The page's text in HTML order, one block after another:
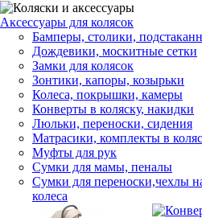
Аксессуары для колясок
Бамперы, столики,
Дождевики, москитные сетки
Замки для колясок
Зонтики, капоры, козырьки
Колеса, покрышки, камеры
Конверты в коляску, накидки
Люльки, переноски, сидения
Матрасики, комплекты в
Муфты для рук
Сумки для мамы, пеналы
Сумки для переноски,чехлы
колеса